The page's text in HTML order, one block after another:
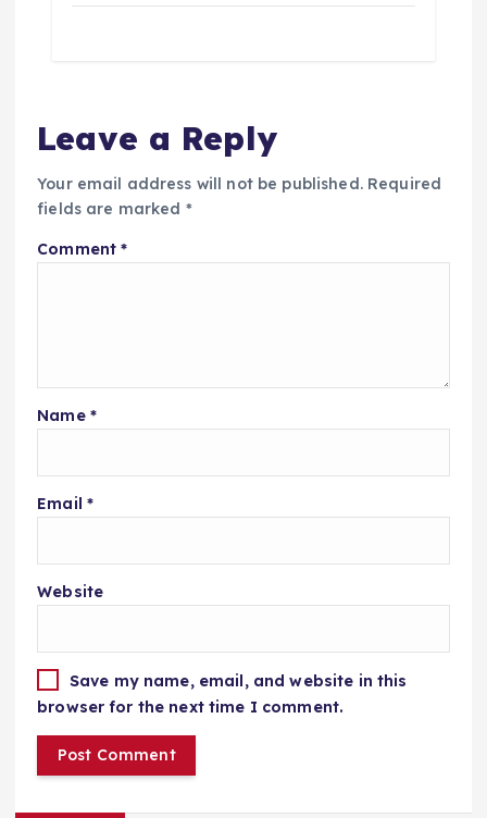
Leave a Reply
Your email address will not be published. Required
fields are marked *
Comment*
Name *
Email *
Website
Save my name, email, and website in this
browser for the next time I comment.